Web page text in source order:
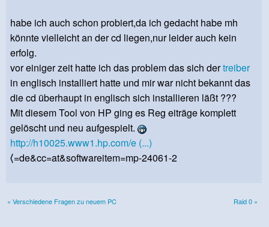
habe ich auch schon probiert,da ich gedacht habe mh
könnte vielleicht an der cd liegen,nur leider auch kein
erfolg.
vor einiger zeit hatte ich das problem das sich dertreiber
in englisch installiert hatte und mir war nicht bekannt das
die cd überhaupt in englisch sich installieren läßt ???
Mit diesem Tool von HP ging es Reg eiträge komplett
gelöscht und neu aufgespielt.
http://h10025.www1.hp.com/e (...)
⟨=de&cc=at&softwareitem=mp-24061-2
« Verschiedene Fragen zu neuem PC Raid 0 »